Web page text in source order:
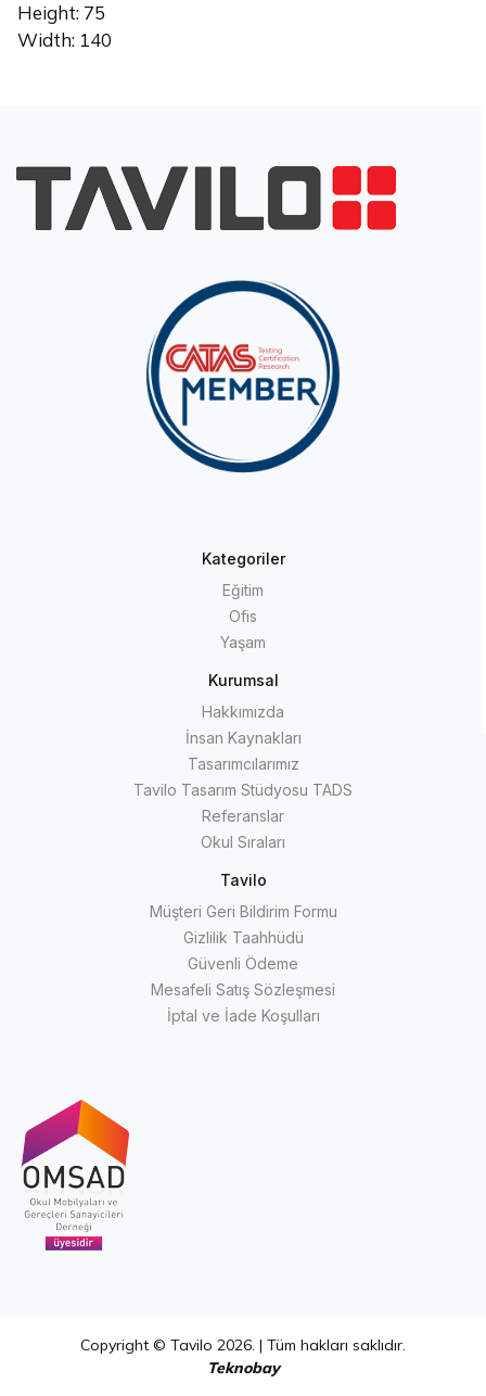
Height: 75
Width: 140
Kategoriler
Eğitim
Ofis
Yaşam
Kurumsal
Hakkımızda
İnsan Kaynakları
Tasarımcılarımız
Tavilo Tasarım Stüdyosu TADS
Referanslar
Okul Sıraları
Tavilo
Müşteri Geri Bildirim Formu
Gizlilik Taahhüdü
Güvenli Ödeme
Mesafeli Satış Sözleşmesi
İptal ve İade Koşulları
Copyright © Tavilo 2026. | Tüm hakları saklıdır.
Teknobay